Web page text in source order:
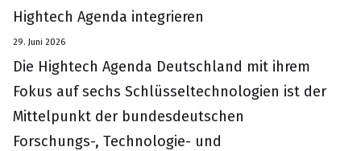
Hightech Agenda integrieren
29. Juni 2026
Die Hightech Agenda Deutschland mit ihrem
Fokus auf sechs Schlüsseltechnologien ist der
Mittelpunkt der bundesdeutschen
Forschungs-, Technologie- und